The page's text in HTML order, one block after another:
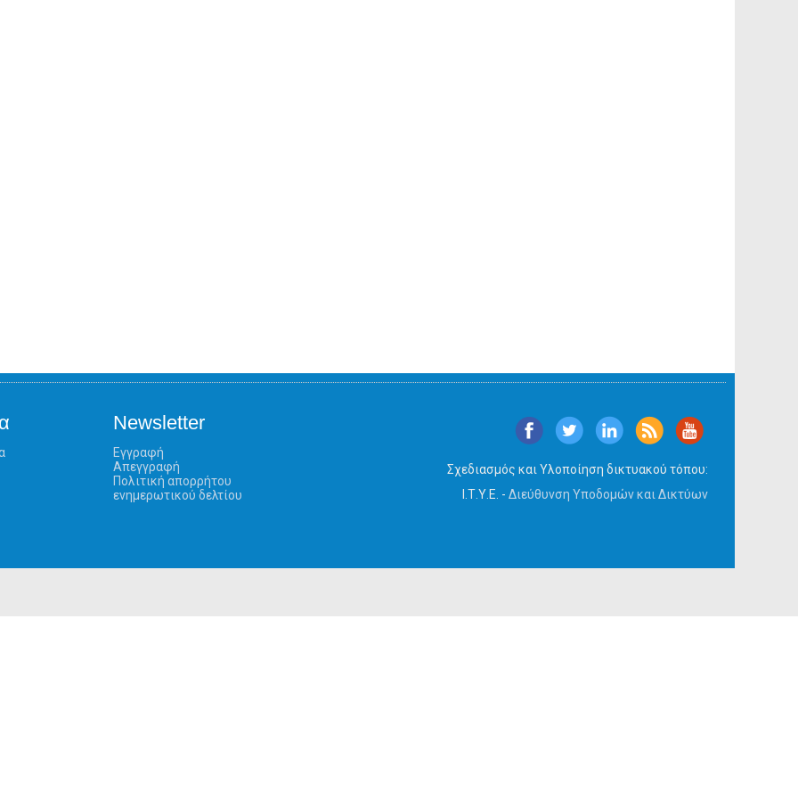
Newsletter
Εγγραφή
Απεγγραφή
Πολιτική απορρήτου
ενημερωτικού δελτίου
Σχεδιασμός και Υλοποίηση δικτυακού τόπου:
Ι.Τ.Υ.Ε. - Διεύθυνση Υποδομών και Δικτύων